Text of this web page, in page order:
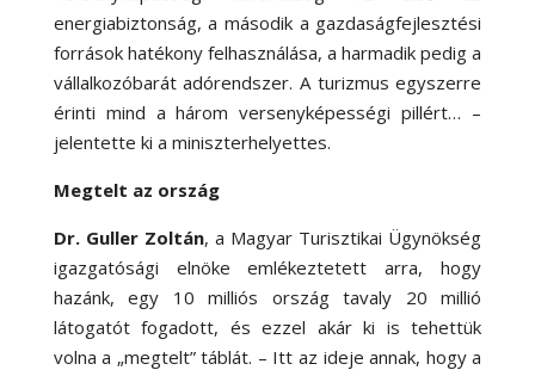
energiabiztonság, a második a gazdaságfejlesztési
források hatékony felhasználása, a harmadik pedig a
vállalkozóbarát adórendszer. A turizmus egyszerre
érinti mind a három versenyképességi pillért… –
jelentette ki a miniszterhelyettes.
Megtelt az ország
Dr. Guller Zoltán, a Magyar Turisztikai Ügynökség
igazgatósági elnöke emlékeztetett arra, hogy
hazánk, egy 10 milliós ország tavaly 20 millió
látogatót fogadott, és ezzel akár ki is tehettük
volna a „megtelt” táblát. – Itt az ideje annak, hogy a